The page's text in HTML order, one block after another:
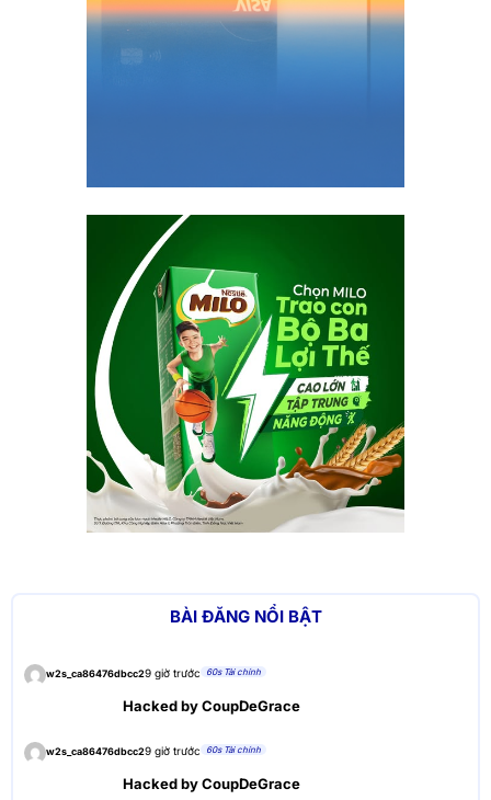
BÀI ĐĂNG NỔI BẬT
w2s_ca86476dbcc29 giờ trước 60s Tài chính
Hacked by CoupDeGrace
w2s_ca86476dbcc29 giờ trước 60s Tài chính
Hacked by CoupDeGrace